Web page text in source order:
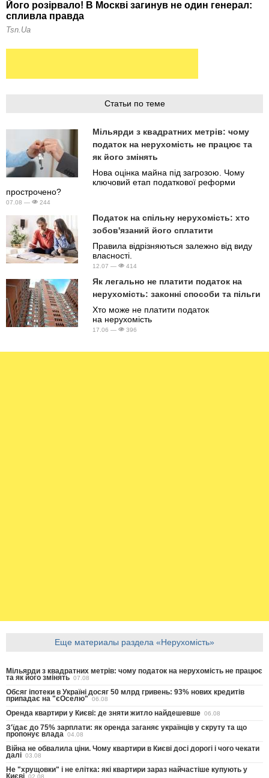
Статьи по теме
Мільярди з квадратних метрів: чому
податок на нерухомість не працює та
як його змінять
Нова оцінка майна під загрозою. Чому
ключовий етап податкової реформи
прострочено?
07.08 — 244
Податок на спільну нерухомість: хто
зобов'язаний його сплатити
Правила відрізняються залежно від виду
власності.
12.07 — 414
Як легально не платити податок на
нерухомість: законні способи та пільги
Хто може не платити податок
на нерухомість
17.06 — 396
Еще материалы раздела «Нерухомість»
Мільярди з квадратних метрів: чому податок на нерухомість не працює
та як його змінять 07.08
Обсяг іпотеки в Україні досяг 50 млрд гривень: 93% нових кредитів
припадає на "єОселю" 06.08
Оренда квартири у Києві: де зняти житло найдешевше 06.08
З'їдає до 75% зарплати: як оренда заганяє українців у скруту та що
пропонує влада 04.08
Війна не обвалила ціни. Чому квартири в Києві досі дорогі і чого чекати
далі 03.08
Не "хрущовки" і не елітка: які квартири зараз найчастіше купують у
Києві 02.08